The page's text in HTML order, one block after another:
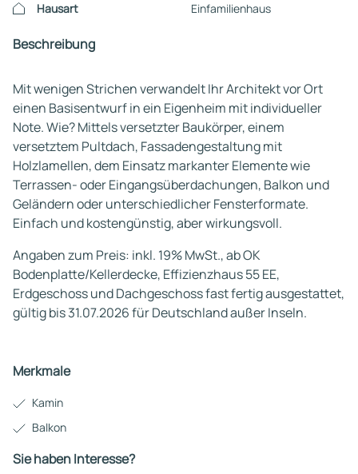
Hausart
Einfamilienhaus
Beschreibung
Mit wenigen Strichen verwandelt Ihr Architekt vor Ort
einen Basisentwurf in ein Eigenheim mit individueller
Note. Wie? Mittels versetzter Baukörper, einem
versetztem Pultdach, Fassadengestaltung mit
Holzlamellen, dem Einsatz markanter Elemente wie
Terrassen- oder Eingangsüberdachungen, Balkon und
Geländern oder unterschiedlicher Fensterformate.
Einfach und kostengünstig, aber wirkungsvoll.
Angaben zum Preis: inkl. 19% MwSt., ab OK
Bodenplatte/Kellerdecke, Effizienzhaus 55 EE,
Erdgeschoss und Dachgeschoss fast fertig ausgestattet,
gültig bis 31.07.2026 für Deutschland außer Inseln.
Merkmale
Kamin
Balkon
Sie haben Interesse?